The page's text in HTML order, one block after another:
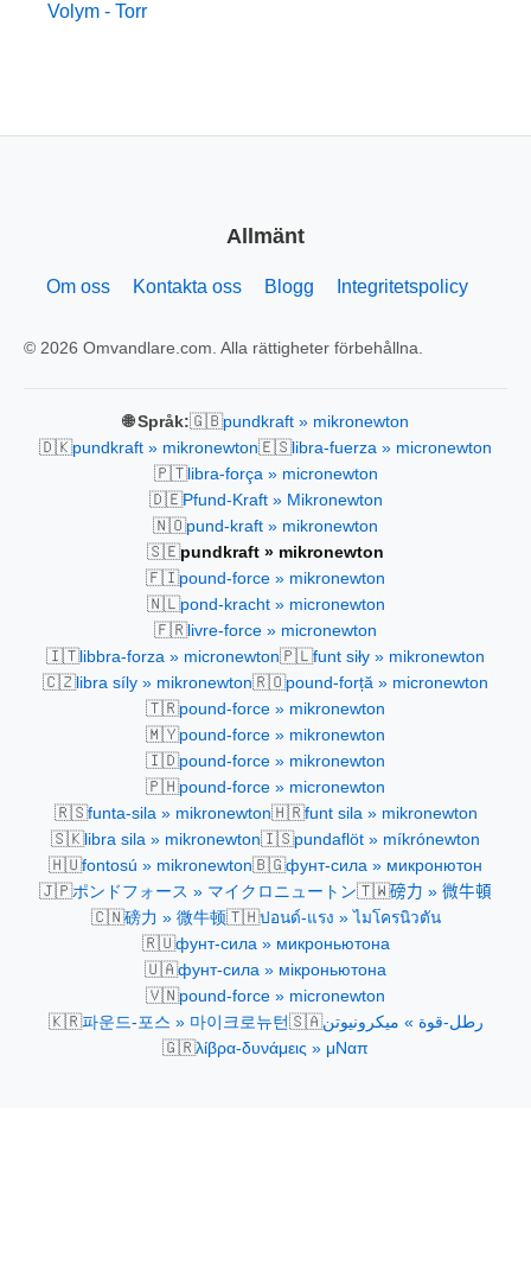
Volym - Torr
Allmänt
Om oss Kontakta oss Blogg Integritetspolicy
© 2026 Omvandlare.com. Alla rättigheter förbehållna.
🌐 Språk:🇬🇧pundkraft » mikronewton
🇩🇰pundkraft » mikronewton🇪🇸libra-fuerza » micronewton
🇵🇹libra-força » micronewton
🇩🇪Pfund-Kraft » Mikronewton
🇳🇴pund-kraft » mikronewton
🇸🇪pundkraft » mikronewton
🇫🇮pound-force » mikronewton
🇳🇱pond-kracht » micronewton
🇫🇷livre-force » micronewton
🇮🇹libbra-forza » micronewton🇵🇱funt siły » mikronewton
🇨🇿libra síly » mikronewton🇷🇴pound-forță » micronewton
🇹🇷pound-force » mikronewton
🇲🇾pound-force » mikronewton
🇮🇩pound-force » mikronewton
🇵🇭pound-force » micronewton
🇷🇸funta-sila » mikronewton🇭🇷funt sila » mikronewton
🇸🇰libra sila » mikronewton🇮🇸pundaflöt » míkrónewton
🇭🇺fontosú » mikronewton🇧🇬фунт-сила » микронютон
🇯🇵ポンドフォース » マイクロニュートン🇹🇼磅力 » 微牛頓
🇨🇳磅力 » 微牛顿🇹🇭ปอนด์-แรง » ไมโครนิวตัน
🇷🇺фунт-сила » микроньютона
🇺🇦фунт-сила » мікроньютона
🇻🇳pound-force » micronewton
🇰🇷파운드-포스 » 마이크로뉴턴 🇸🇦رطل-قوة » ميكرونيوتن
🇬🇷λίβρα-δυνάμεις » μΝαπ